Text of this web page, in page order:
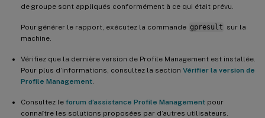
de groupe sont appliqués conformément à ce qui était prévu.
Pour générer le rapport, exécutez la commande gpresult sur la
machine.
Vérifiez que la dernière version de Profile Management est installée.
Pour plus d’informations, consultez la section Vérifier la version de
Profile Management
Consultez le forum d’assistance Profile Management pour
connaître les solutions proposées par d’autres utilisateurs.